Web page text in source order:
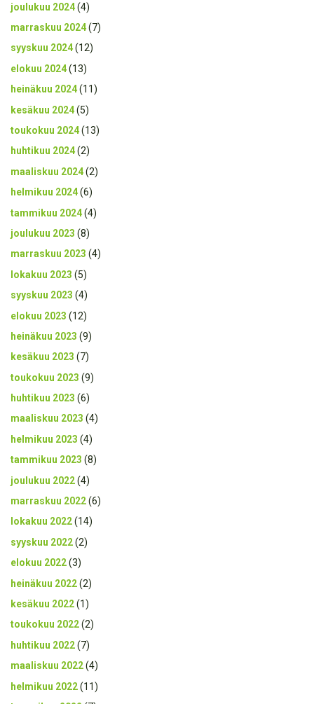
joulukuu 2024(4)
marraskuu 2024(7)
syyskuu 2024(12)
elokuu 2024(13)
heinäkuu 2024(11)
kesäkuu 2024(5)
toukokuu 2024(13)
huhtikuu 2024(2)
maaliskuu 2024(2)
helmikuu 2024(6)
tammikuu 2024(4)
joulukuu 2023 (8)
marraskuu 2023 (4)
lokakuu 2023 (5)
syyskuu 2023 (4)
elokuu 2023 (12)
heinäkuu 2023 (9)
kesäkuu 2023 (7)
toukokuu 2023 (9)
huhtikuu 2023 (6)
maaliskuu 2023 (4)
helmikuu 2023 (4)
tammikuu 2023 (8)
joulukuu 2022(4)
marraskuu 2022(6)
lokakuu 2022(14)
syyskuu 2022(2)
elokuu 2022(3)
heinäkuu 2022(2)
kesäkuu 2022(1)
toukokuu 2022(2)
huhtikuu 2022(7)
maaliskuu 2022(4)
helmikuu 2022(11)